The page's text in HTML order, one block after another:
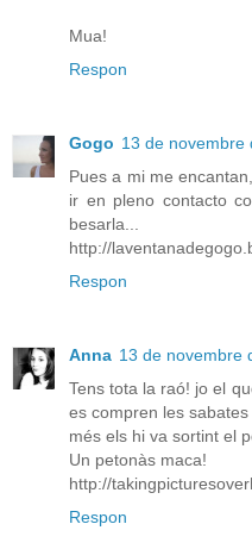
Mua!
Respon
Gogo 13 de novembre
Pues a mi me
ir en pleno contacto
besarla...
http://
Respon
Anna 13 de novembre
Tens tota la raó! jo el
es compren les
més els hi va sortint el
Un petonàs maca!
http://
Respon